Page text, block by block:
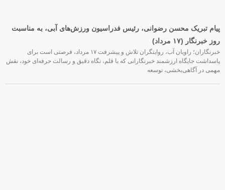
پیام تبریک محسن رضوانی، رئیس فدراسیون ورزش‌های آبی، به مناسبت
روز خبرنگار (۱۷ مرداد)
خبرنگاران؛ راویان آب، روایتگران تلاش و پیشرفت ۱۷ مرداد، فرصتی است برای
پاسداشت جایگاه ارزشمند خبرنگارانی که با قلم، نگاه دقیق و رسالت حرفه‌ای خود، نقش
مهمی در آگاهی‌بخشی، توسعه